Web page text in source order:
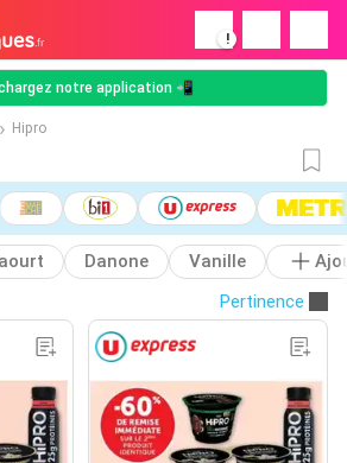
!
notre application 📲
Hipro
Danone Vanille
Pertinence